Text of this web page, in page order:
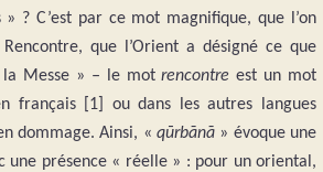
? C’est par ce mot magnifique, que l’on
que l’Orient a désigné ce que
la Messe » ‒ le motrencontreest un mot
français [1] ou dans les autres langues
dommage. Ainsi, « qūrbānā » évoque une
une présence « réelle » : pour un oriental,